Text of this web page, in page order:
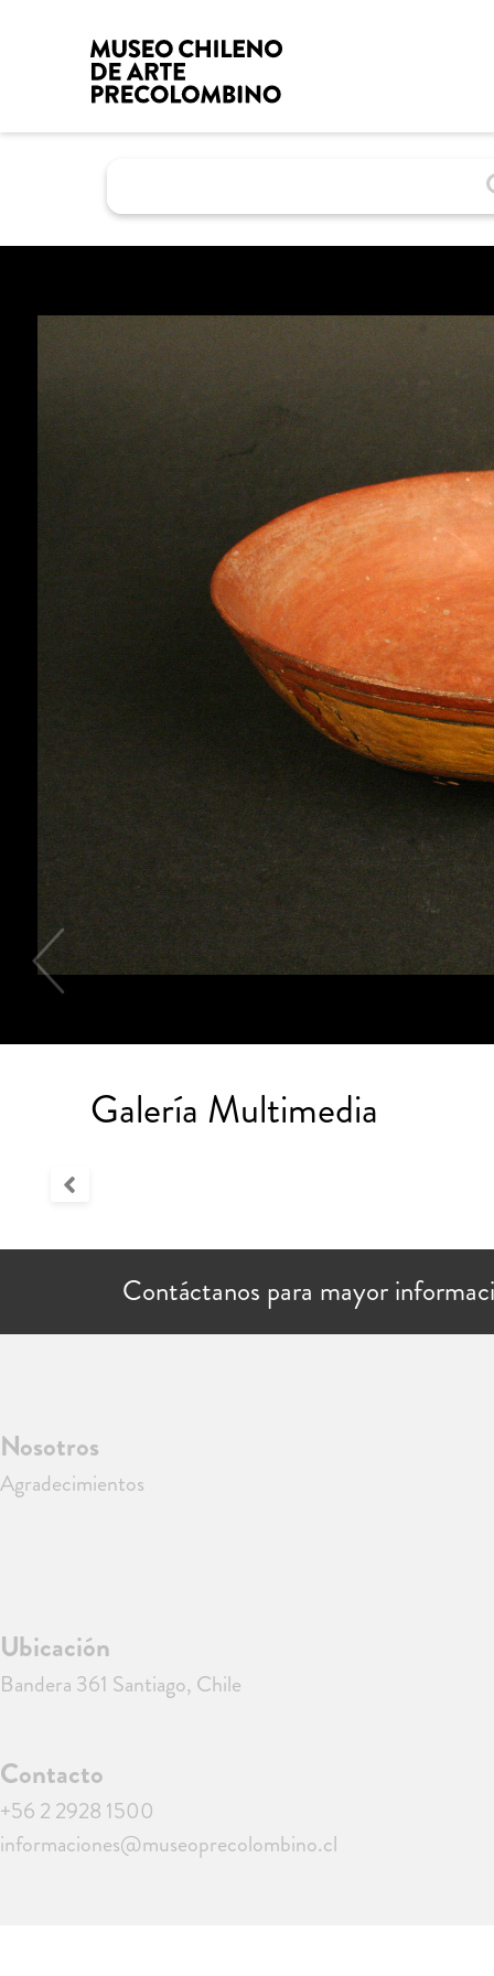
Galería Multimedia
Contáctanos para mayor
Nosotros
Agradecimientos
Ubicación
Bandera 361 Santiago, Chile
Contacto
+56 2 2928 1500
informaciones@museoprecolombino.cl